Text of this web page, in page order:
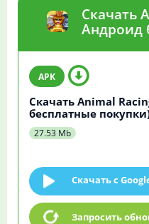
Скачать
Андроид
Скачать Animal
бесплатные
27.53 Mb
Скачать c
Запросить